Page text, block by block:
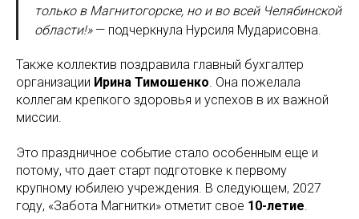
только в Магнитогорске, но и во всей Челябинской
области!»— подчеркнула Нурсиля Мударисовна.
Также коллектив поздравила главный бухгалтер
организации Ирина Тимошенко . Она пожелала
коллегам крепкого здоровья и успехов в их важной
миссии.
Это праздничное событие стало особенным еще и
потому, что дает старт подготовке к первому
крупному юбилею учреждения. В следующем, 2027
году, «Забота Магнитки» отметит свое 10-летие